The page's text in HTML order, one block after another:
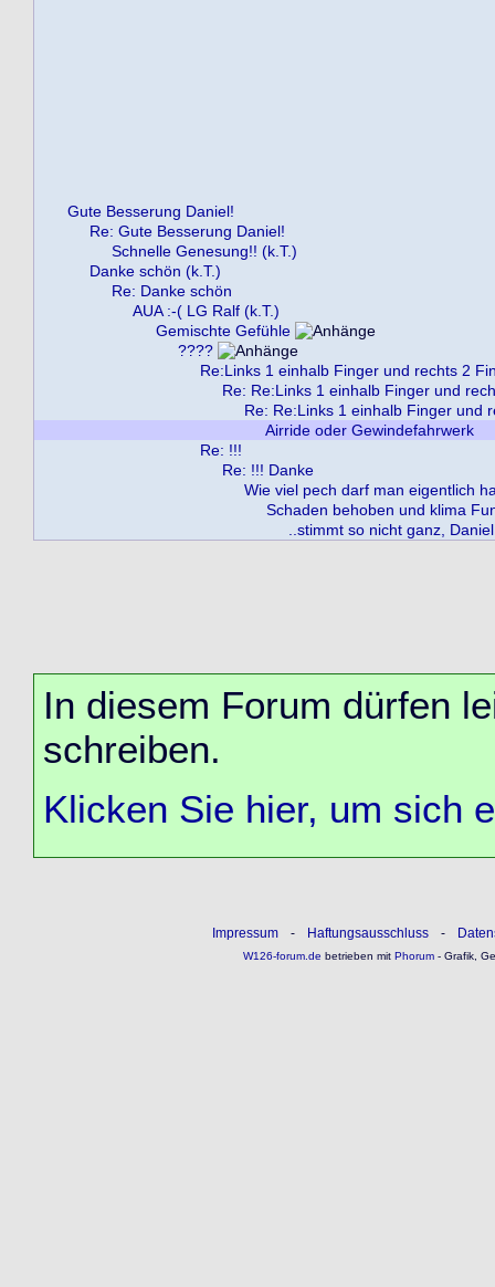
Gute Besserung Daniel!
Re: Gute Besserung Daniel!
Schnelle Genesung!! (k.T.)
Danke schön (k.T.)
Re: Danke schön
AUA :-( LG Ralf (k.T.)
Gemischte Gefühle
????
Re:Links 1 einhalb Finger und rechts 2
Re: Re:Links 1 einhalb Finger und
Re: Re:Links 1 einhalb Finger und
Airride oder Gewindefahrwerk
Re: !!!
Re: !!! Danke
Wie viel pech darf man eigentlich
Schaden behoben und klima
..stimmt so nicht ganz,
In diesem Forum dürfen
schreiben.
Klicken Sie hier, um sich
Impressum - Haftungsausschluss -
W126-forum.de betrieben mitPhorum- Grafik,